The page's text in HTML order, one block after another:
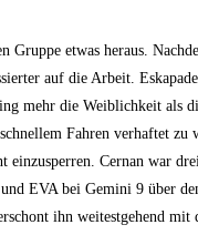
Gruppe etwas heraus.
auf die Arbeit.
mehr die Weiblichkeit als
Fahren verhaftet
einzusperren. Cernan war
und EVA bei Gemini 9 über
ihn weitestgehend